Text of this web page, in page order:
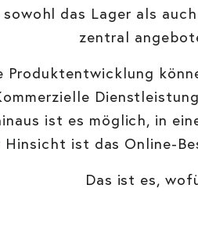
das Lager als
zentral
Produktentwicklung
ist es möglich, in
Hinsicht ist das Online-
Das ist es,